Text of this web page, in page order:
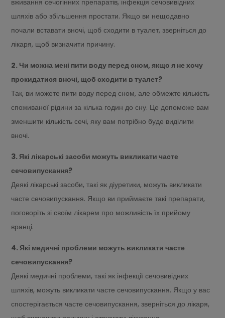
вживання сечогінних препаратів, інфекція сечовивідних
шляхів або збільшення простати. Якщо ви нещодавно
почали вставати вночі, щоб сходити в туалет, зверніться до
лікаря, щоб визначити причину.
2. Чи можна мені пити воду перед сном, якщо я не хочу
прокидатися вночі, щоб сходити в туалет?
Так, ви можете пити воду перед сном, але обмежте кількість
споживаної рідини за кілька годин до сну. Це допоможе вам
зменшити кількість сечі, яку вам потрібно буде виділити
вночі.
3. Які лікарські засоби можуть викликати часте
сечовипускання?
Деякі лікарські засоби, такі як діуретики, можуть викликати
часте сечовипускання. Якщо ви приймаєте такі препарати,
поговоріть зі своїм лікарем про можливість їх прийому
вранці.
4. Які медичні проблеми можуть викликати часте
сечовипускання?
Деякі медичні проблеми, такі як інфекції сечовивідних
шляхів, можуть викликати часте сечовипускання. Якщо у вас
спостерігається часте сечовипускання, зверніться до лікаря,